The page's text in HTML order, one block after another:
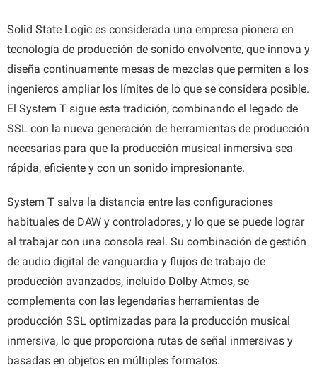
Solid State Logic es considerada una empresa pionera en
tecnología de producción de sonido envolvente, que innova y
diseña continuamente mesas de mezclas que permiten a los
ingenieros ampliar los límites de lo que se considera posible.
El System T sigue esta tradición, combinando el legado de
SSL con la nueva generación de herramientas de producción
necesarias para que la producción musical inmersiva sea
rápida, eficiente y con un sonido impresionante.
System T salva la distancia entre las configuraciones
habituales de DAW y controladores, y lo que se puede lograr
al trabajar con una consola real. Su combinación de gestión
de audio digital de vanguardia y flujos de trabajo de
producción avanzados, incluido Dolby Atmos, se
complementa con las legendarias herramientas de
producción SSL optimizadas para la producción musical
inmersiva, lo que proporciona rutas de señal inmersivas y
basadas en objetos en múltiples formatos.